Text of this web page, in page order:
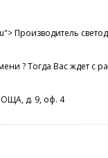
Производитель
? Тогда Вас ждет с
д. 9, оф. 4